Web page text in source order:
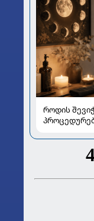
როდის